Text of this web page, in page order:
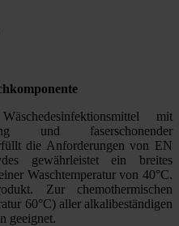
mit
und faserschonender
die Anforderungen von EN
gewährleistet ein breites
Waschtemperatur von 40°C.
Zur chemothermischen
60°C) aller alkalibeständigen
geeignet.